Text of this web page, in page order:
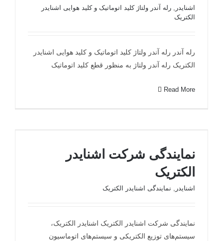
اشنایدر , رله آندر ولتاژ کلید اتوماتیک و کلید هوایی اشنایدر
الکتریک
رله آندر رله آندر ولتاژ کلید اتوماتیک و کلید هوایی اشنایدر
الکتریک رله آندر ولتاژ به منظور قطع کلید اتوماتیک
Read More
نمایندگی شرکت اشنایدر
الکتریک
اشنایدر , نمایندگی اشنایدر الکتریک
نمایندگی شرکت اشنایدر الکتریک اشنایدر الکتریک،
سیستم‌های توزیع الکتریکی و سیستم‌های اتوماسیون